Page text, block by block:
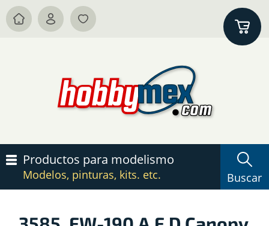
Productos para modelismo
Modelos, pinturas, kits. etc. Buscar